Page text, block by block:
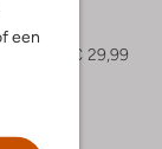
een
Short
€ 29,99